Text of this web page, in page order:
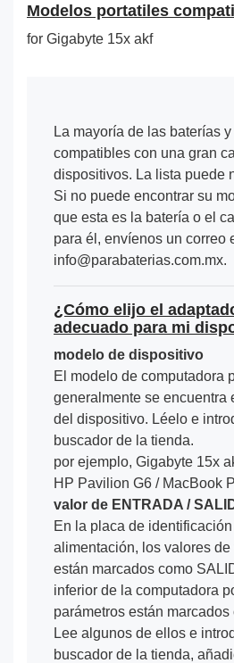
Modelos portatiles
for Gigabyte 15x akf
La mayoría de las baterías
compatibles con una gran
dispositivos. La lista puede
Si no puede encontrar su
que esta es la batería o el
para él, envíenos un correo
info@parabaterias.com.mx.
¿Cómo elijo el
adecuado para mi
modelo de dispositivo
El modelo de computadora
generalmente se encuentra
del dispositivo. Léelo e
buscador de la tienda.
por ejemplo, Gigabyte 15x
HP Pavilion G6 / MacBook
valor de ENTRADA /
En la placa de
alimentación, los valores
están marcados como
inferior de la computadora
parámetros están
Lee algunos de ellos e
buscador de la tienda,